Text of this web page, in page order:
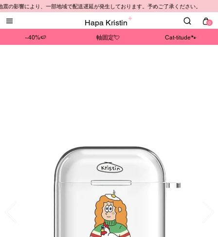
Hapa Kristin 0
~40%🍉 軸固定💘 Cat-titude🐾
の影響により、一部地域で配送遅延が発生しております。予めご了承ください。